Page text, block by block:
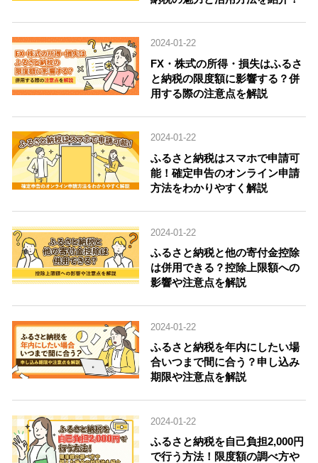
2024-01-22
FX・株式の所得・損失はふるさ
と納税の限度額に影響する？併
用する際の注意点を解説
2024-01-22
ふるさと納税はスマホで申請可
能！確定申告のオンライン申請
方法をわかりやすく解説
2024-01-22
ふるさと納税と他の寄付金控除
は併用できる？控除上限額への
影響や注意点を解説
2024-01-22
ふるさと納税を年内にしたい場
合いつまで間に合う？申し込み
期限や注意点を解説
2024-01-22
ふるさと納税を自己負担2,000円
で行う方法！限度額の調べ方や